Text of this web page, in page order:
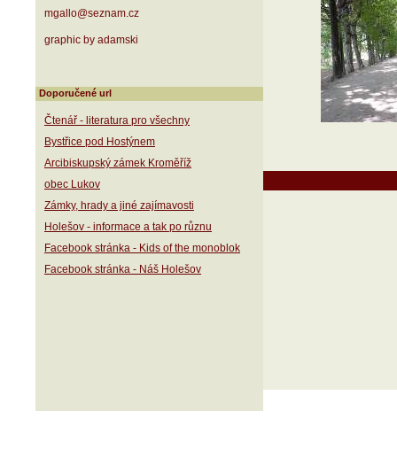
mgallo@seznam.cz
graphic by adamski
Doporučené url
Čtenář - literatura pro všechny
Bystřice pod Hostýnem
Arcibiskupský zámek Kroměříž
obec Lukov
Zámky, hrady a jiné zajímavosti
Holešov - informace a tak po různu
Facebook stránka - Kids of the monoblok
Facebook stránka - Náš Holešov